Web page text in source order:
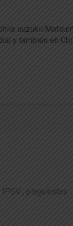
suzukii
y también en
IPSV plaguicidas